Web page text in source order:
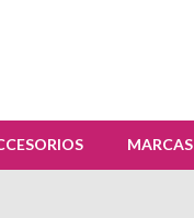
MARCAS